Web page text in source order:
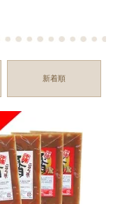
新着順